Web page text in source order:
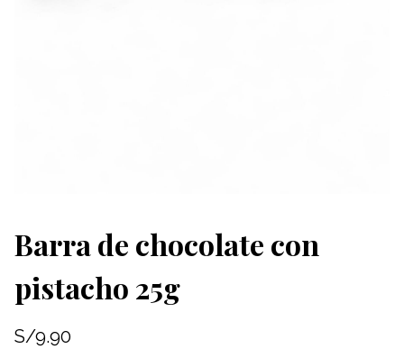
Barra de chocolate con
pistacho 25g
S/9.90